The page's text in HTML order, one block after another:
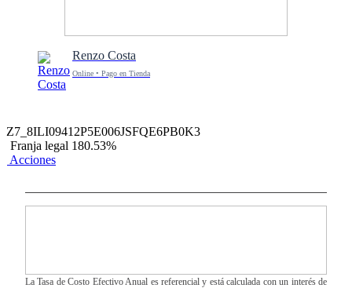
Renzo Costa
Online • Pago en Tienda
Z7_8ILI09412P5E006JSFQE6PB0K3
Franja legal 180.53%
Acciones
La Tasa de Costo Efectivo Anual es referencial y está calculada con un interés de